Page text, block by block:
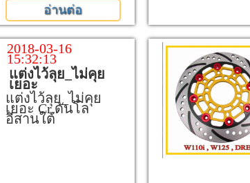
อ่านต่อ
2018-03-16
15:32:13
แต่งไว้ลุย_ไม่คุย
เยอะ
แต่งไว้ลุย_ไม่คุย
เยอะ Cr.ดันโล
อีสานใต้